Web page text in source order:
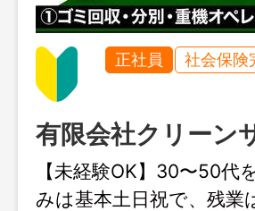
正社員 社会保険
有限会社クリーン
【未経験OK】30〜50代
みは基本土日祝で、残業